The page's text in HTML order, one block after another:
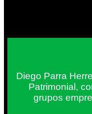
Diego Parra
Patrimonial,
grupos